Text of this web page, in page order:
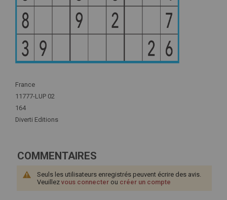
Plus
d'infos
France
11777-LUP 02
164
Diverti Editions
COMMENTAIRES
Seuls les utilisateurs enregistrés peuvent écrire des avis.
Veuillez vous connecter ou créer un compte